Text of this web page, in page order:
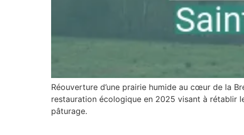
Réouverture d’une prairie humide au cœur de la
restauration écologique en 2025 visant à rétablir
pâturage.